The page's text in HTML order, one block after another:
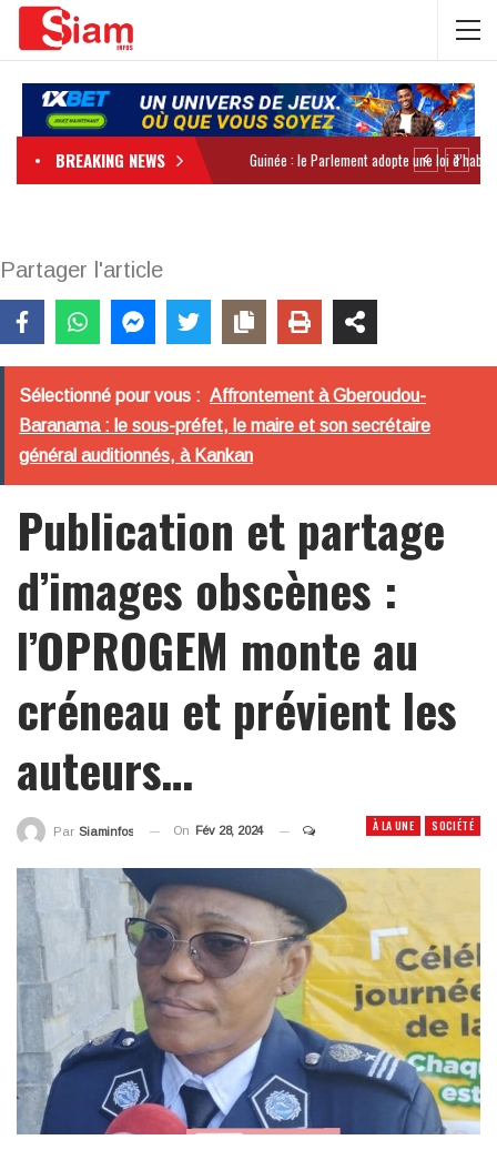
BREAKING NEWS
Partager l'article
Sélectionné pour vous : Affrontement à Gberoudou-
Baranama : le sous-préfet, le maire et son secrétaire
général auditionnés, à Kankan
Publication et partage
d’images obscènes :
l’OPROGEM monte au
créneau et prévient les
auteurs…
À LA UNE SOCIÉTÉ
Par Siaminfos On Fév 28, 2024